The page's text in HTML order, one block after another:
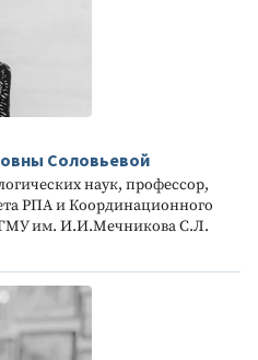
Соловьевой
наук, профессор,
РПА и Координационного
им. И.И.Мечникова С.Л.